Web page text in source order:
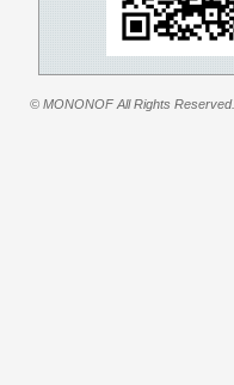
© MONONOF All Rights Reserved.